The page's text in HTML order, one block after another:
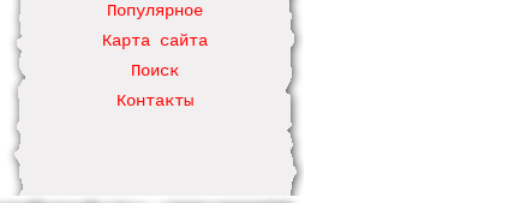
Популярное
Карта сайта
Поиск
Контакты